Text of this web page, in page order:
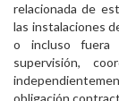
relacionada de
las instalaciones
o incluso
supervisión,